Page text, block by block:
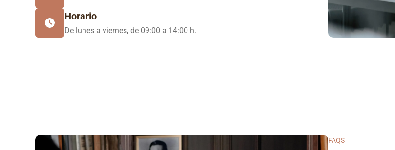
Horario
De lunes a viernes, de 09:00 a 14:00 h.
FAQS